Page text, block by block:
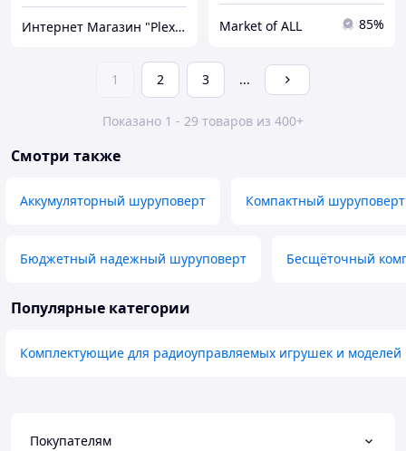
Интернет Магазин "PlexStore" Market of ALL 85%
1 2 3 ...
Показано 1 - 29 товаров из 400+
Смотри также
Аккумуляторный шуруповерт Компактный шуруповерт
Бюджетный надежный шуруповерт Бесщёточный
Популярные категории
Комплектующие для радиоуправляемых игрушек и моделей
Покупателям